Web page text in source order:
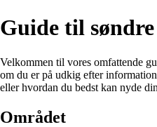
Guide til
Velkommen til vores omfattende
om du er på udkig efter
eller hvordan du bedst kan nyde
Området